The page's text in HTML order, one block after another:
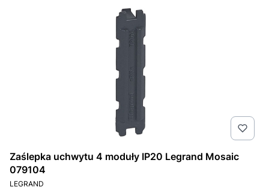
Zaślepka uchwytu 4 moduły IP20 Legrand Mosaic
079104
PRODUCENT
LEGRAND